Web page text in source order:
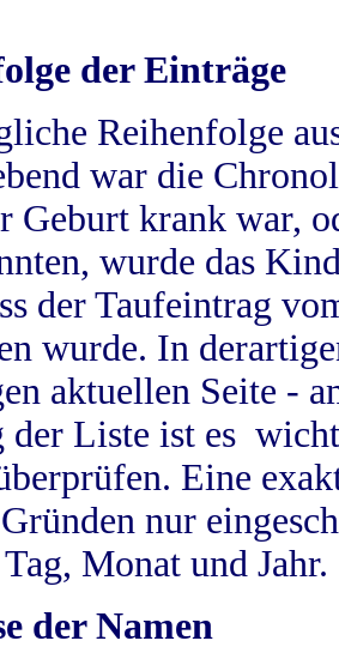
der Einträge
Reihenfolge
war die
Geburt krank war,
wurde das
der Taufeintrag
wurde. In
aktuellen Seite -
der Liste ist es
Eine
nur
Monat und Jahr.
der Namen